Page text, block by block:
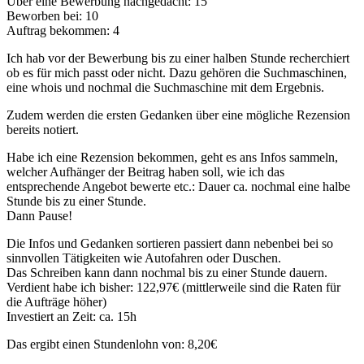
Beworben bei: 10
Auftrag bekommen: 4
Ich hab vor der Bewerbung bis zu einer halben Stunde recherchiert
ob es für mich passt oder nicht. Dazu gehören die Suchmaschinen,
eine whois und nochmal die Suchmaschine mit dem Ergebnis.
Zudem werden die ersten Gedanken über eine mögliche Rezension
bereits notiert.
Habe ich eine Rezension bekommen, geht es ans Infos sammeln,
welcher Aufhänger der Beitrag haben soll, wie ich das
entsprechende Angebot bewerte etc.: Dauer ca. nochmal eine halbe
Stunde bis zu einer Stunde.
Dann Pause!
Die Infos und Gedanken sortieren passiert dann nebenbei bei so
sinnvollen Tätigkeiten wie Autofahren oder Duschen.
Das Schreiben kann dann nochmal bis zu einer Stunde dauern.
Verdient habe ich bisher: 122,97€ (mittlerweile sind die Raten für
die Aufträge höher)
Investiert an Zeit: ca. 15h
Das ergibt einen Stundenlohn von: 8,20€